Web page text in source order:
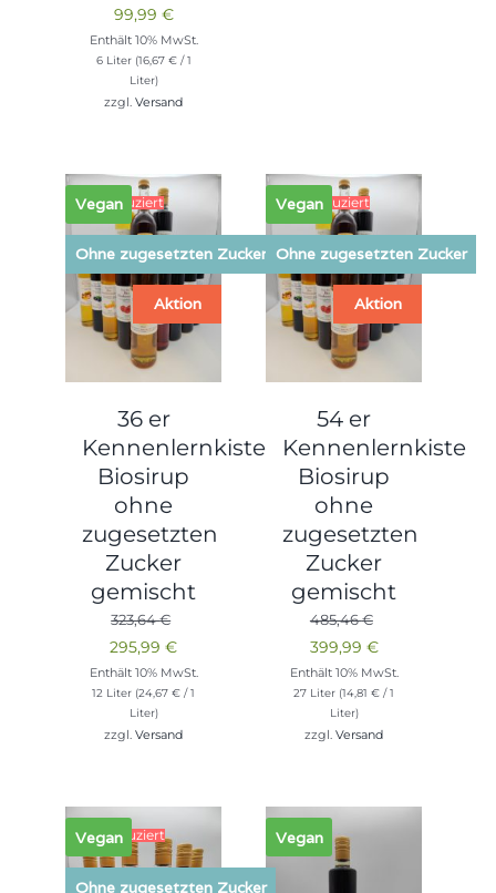
Ursprünglicher
Preis
war:
107,88 €
99,99 €Aktueller
Preis
ist:
99,99 €.
Enthält 10% MwSt.
6 Liter (16,67 €/ 1
Liter)
zzgl.Versand
9% reduziert
Vegan
Ohne zugesetzten Zucker
Aktion
36 er
Kennenlernkiste
Biosirup
ohne
zugesetzten
Zucker
gemischt
323,64€
Ursprünglicher
Preis
war:
323,64 €
295,99€Aktueller
Preis
ist:
295,99 €.
Enthält 10% MwSt.
12 Liter (24,67€ / 1
Liter)
zzgl.Versand
18% reduziert
Vegan
Ohne zugesetzten Zucker
Aktion
54 er
Kennenlernkiste
Biosirup
ohne
zugesetzten
Zucker
gemischt
485,46€
Ursprünglicher
Preis
war:
485,46 €
399,99 €Aktueller
Preis
ist:
399,99 €.
Enthält 10% MwSt.
27 Liter (14,81€ / 1
Liter)
zzgl.Versand
4% reduziert
Vegan
Ohne zugesetzten Zucker
Vegan